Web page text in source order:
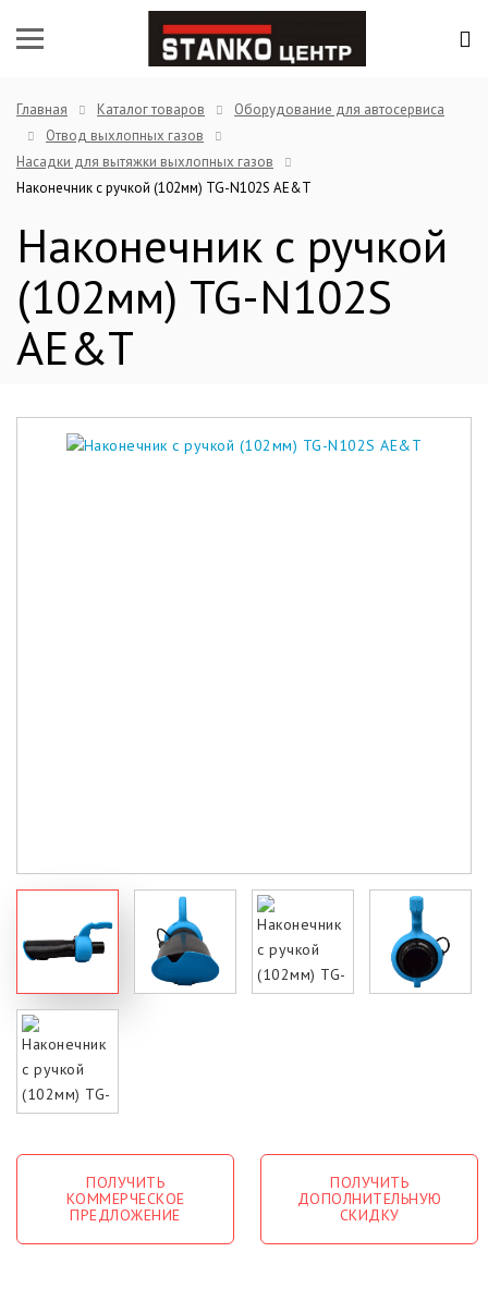
Главная Каталог товаров
Оборудование для автосервиса
Отвод выхлопных газов
Насадки для вытяжки выхлопных газов
Наконечник с ручкой (102мм) TG-N102S AE&T
Наконечник с ручкой
(102мм) TG-N102S
AE&T
ПОЛУЧИТЬ
КОММЕРЧЕСКОЕ
ПРЕДЛОЖЕНИЕ
ПОЛУЧИТЬ
ДОПОЛНИТЕЛЬНУЮ
СКИДКУ